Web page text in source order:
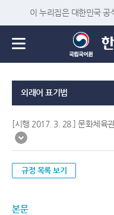
이 누리집은 대한민국 공
외래어 표기법
[시행 2017. 3. 28.] 문화체육
규정 목록 보기
본문